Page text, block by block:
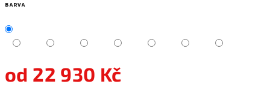
BARVA
od 22 930 Kč